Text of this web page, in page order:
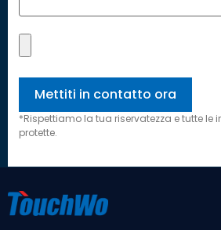
*Rispettiamo la tua riservatezza e tutte le
protette.